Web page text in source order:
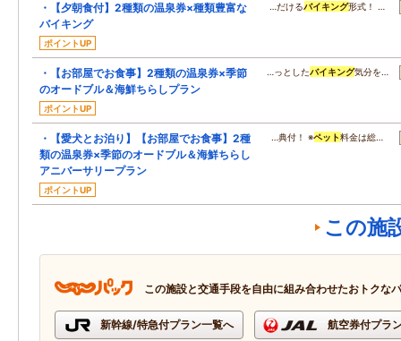
・【夕朝食付】2種類の温泉券×種類豊富な
バイキング
ポイントUP
…だけるバイキング形式！ …
・【お部屋でお食事】2種類の温泉券×季節
のオードブル＆海鮮ちらしプラン
ポイントUP
…っとしたバイキング気分を…
・【愛犬とお泊り】【お部屋でお食事】2種
類の温泉券×季節のオードブル＆海鮮ちらし
アニバーサリープラン
ポイントUP
…典付！ ※ペット料金は総…
この施
この施設と交通手段を自由に組み合わせたおトクな
新幹線/特急付プラン一覧へ 航空券付プラ